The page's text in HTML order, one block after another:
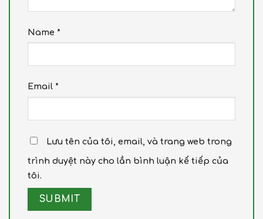
Name *
Email *
Lưu tên của tôi, email, và trang web trong
trình duyệt này cho lần bình luận kế tiếp của
tôi.